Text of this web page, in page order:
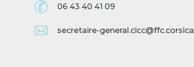
06 43 40 41 09
secretaire-general.cicc@ffc.corsica